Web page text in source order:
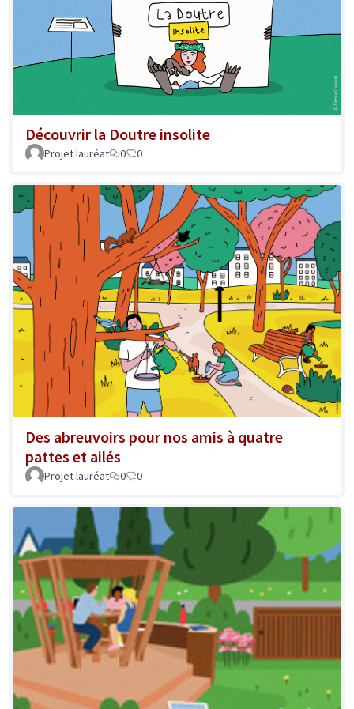
Découvrir la Doutre insolite
Projet lauréat 0 0
Des abreuvoirs pour nos amis à quatre
pattes et ailés
Projet lauréat 0 0